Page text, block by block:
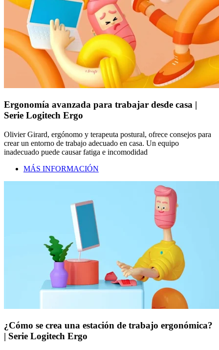
Ergonomía avanzada para trabajar desde casa |
Serie Logitech Ergo
Olivier Girard, ergónomo y terapeuta postural, ofrece consejos para
crear un entorno de trabajo adecuado en casa. Un equipo
inadecuado puede causar fatiga e incomodidad
MÁS INFORMACIÓN
¿Cómo se crea una estación de trabajo ergonómica?
| Serie Logitech Ergo